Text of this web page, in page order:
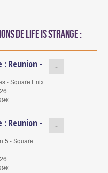
de Life Is Strange :
Reunion -
- Square Enix
-
Reunion -
5 - Square
-